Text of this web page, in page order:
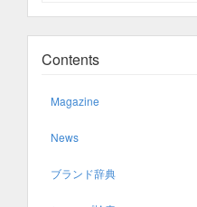
Contents
Magazine
News
ブランド辞典